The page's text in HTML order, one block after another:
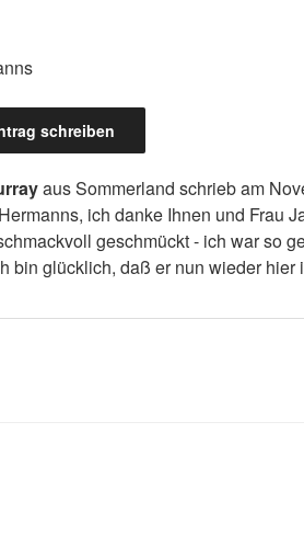
ausSommerland schrieb am
ich danke Ihnen und Frau
geschmückt - ich war so
bin glücklich, daß er nun wieder